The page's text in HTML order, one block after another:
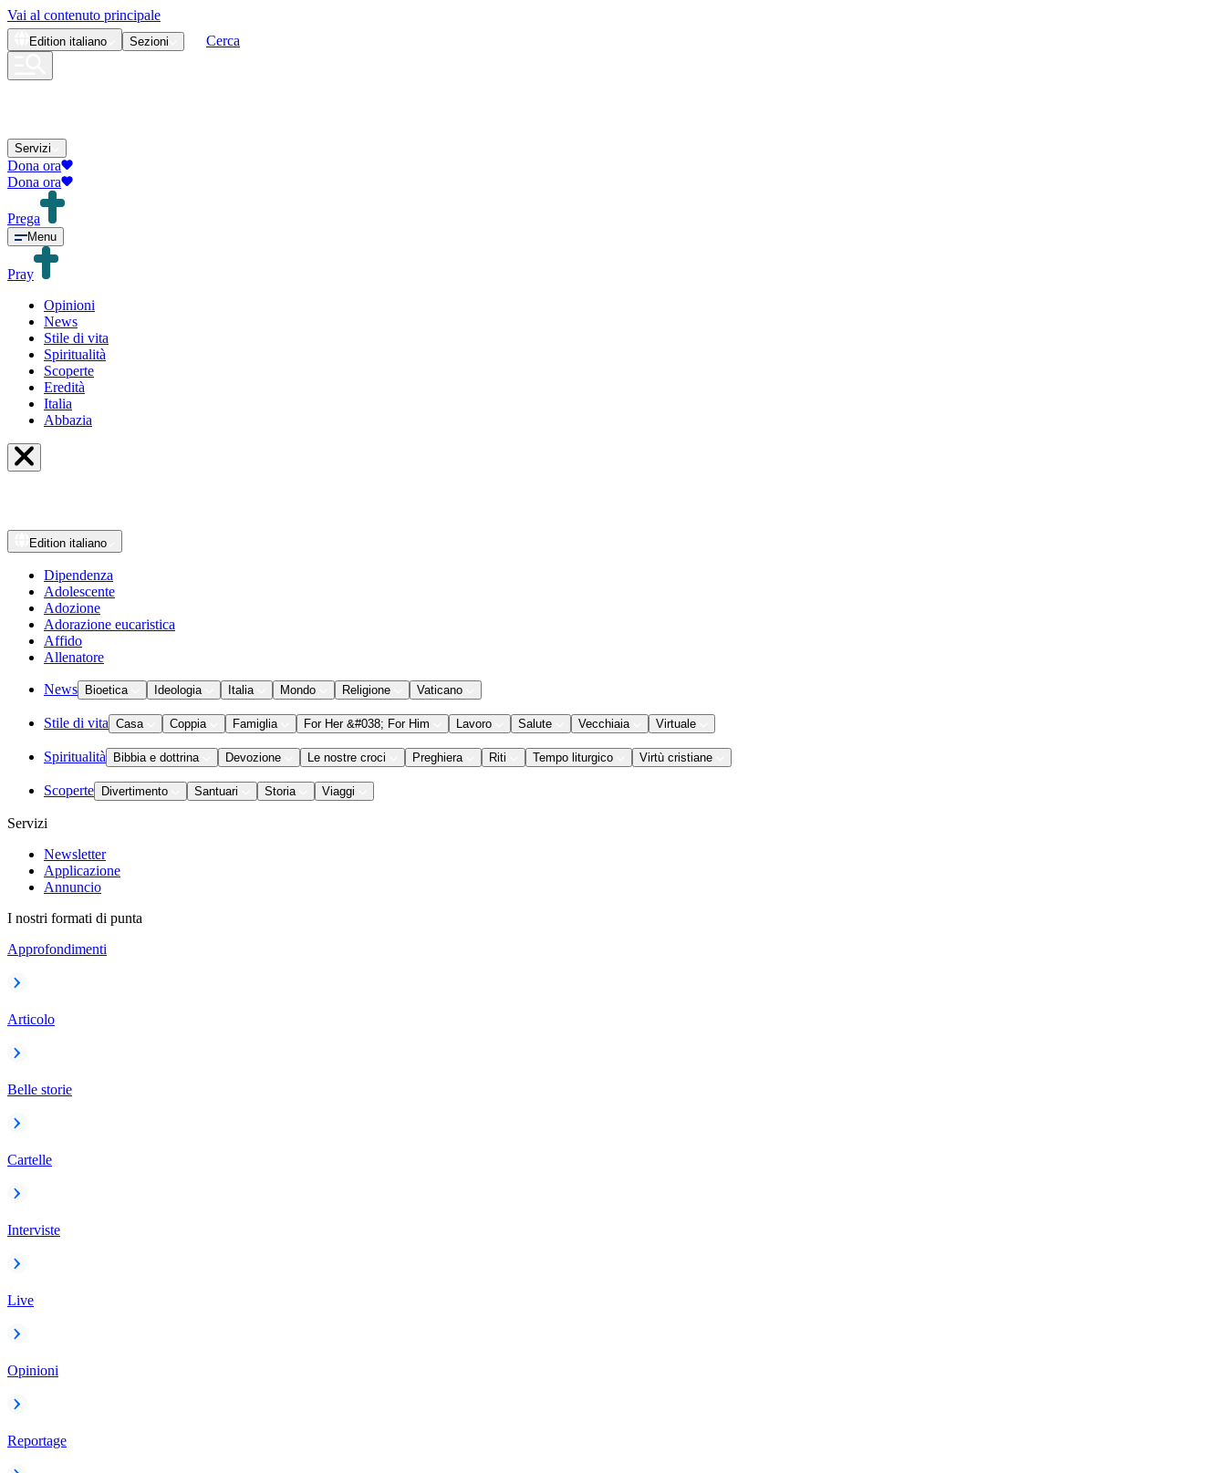
Vai al contenuto principale
Edition italiano Sezioni Cerca
Servizi
Dona ora
Dona ora
Prega
Menu
Pray
Opinioni
News
Stile di vita
Spiritualità
Scoperte
Eredità
Italia
Abbazia
Edition italiano
Dipendenza
Adolescente
Adozione
Adorazione eucaristica
Affido
Allenatore
News Bioetica Ideologia Italia Mondo Religione Vaticano
Stile di vita Casa Coppia Famiglia For Her &#038; For Him Lavoro Salute Vecchiaia Virtuale
Spiritualità Bibbia e dottrina Devozione Le nostre croci Preghiera Riti Tempo liturgico Virtù cristiane
Scoperte Divertimento Santuari Storia Viaggi
Servizi
Newsletter
Applicazione
Annuncio
I nostri formati di punta
Approfondimenti
Articolo
Belle storie
Cartelle
Interviste
Live
Opinioni
Reportage